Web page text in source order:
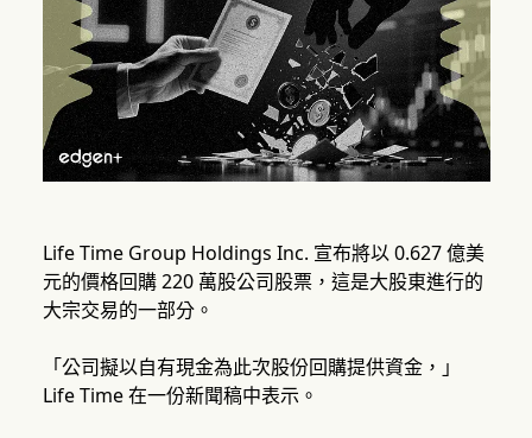
Life Time Group Holdings Inc. 宣布將以 0.627 億美
元的價格回購 220 萬股公司股票，這是大股東進行的
大宗交易的一部分。
「公司擬以自有現金為此次股份回購提供資金，」
Life Time 在一份新聞稿中表示。